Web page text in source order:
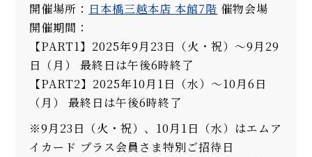
開催場所： 日本橋三越本店 本館7階 催物会場
開催期間：
【PART1】2025年9月23日（火・祝）〜9月29
日（月） 最終日は午後6時終了
【PART2】2025年10月1日（水）〜10月6日
（月） 最終日は午後6時終了
※9月23日（火・祝）、10月1日（水）はエムア
イカード プラス会員さま特別ご招待日